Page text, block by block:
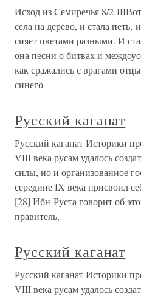
Исход из Семиречья 8/2-
села на дерево, и стала петь,
сияет цветами разными. И
она песни о битвах и
как сражались с врагами
синего
Русский каганат
Русский каганат Историки
VIII века русам удалось
силы, но и организованное
середине IX века присвоил
[28] Ибн-Руста говорит об
правитель,
Русский каганат
Русский каганат Историки
VIII века русам удалось